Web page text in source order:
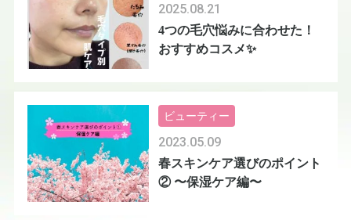
4つの毛穴悩みに合わせた！
おすすめコスメ✨
2025.08.21
春スキンケア選びのポイント
② 〜保湿ケア編〜
2023.05.09
ビューティー